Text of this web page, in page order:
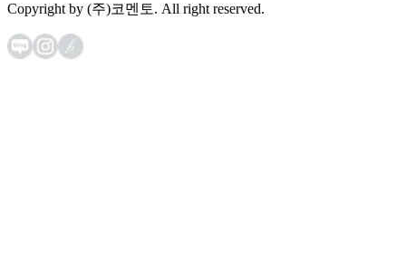
Copyright by (주)코멘토. All right reserved.